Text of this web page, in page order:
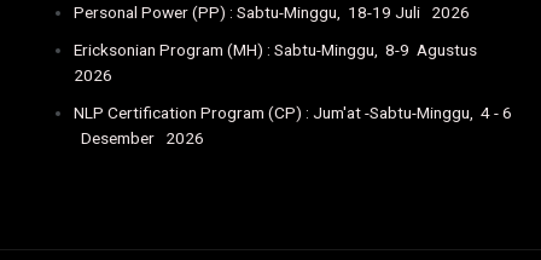
Personal Power (PP) : Sabtu-Minggu, 18-19 Juli 2026
Ericksonian Program (MH) : Sabtu-Minggu, 8-9 Agustus
2026
NLP Certification Program (CP) : Jum'at -Sabtu-Minggu, 4 - 6
Desember 2026